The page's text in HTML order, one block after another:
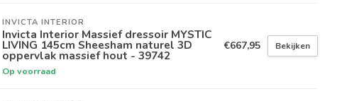
INVICTA INTERIOR
Invicta Interior Massief dressoir MYSTIC
LIVING 145cm Sheesham naturel 3D
oppervlak massief hout - 39742
Op voorraad
€667,95 Bekijken